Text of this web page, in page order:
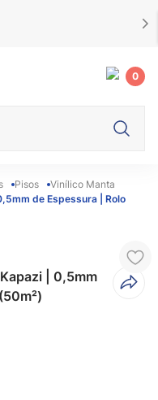
0
Pisos
Vinílico Manta
de Espessura | Rolo
| 0,5mm